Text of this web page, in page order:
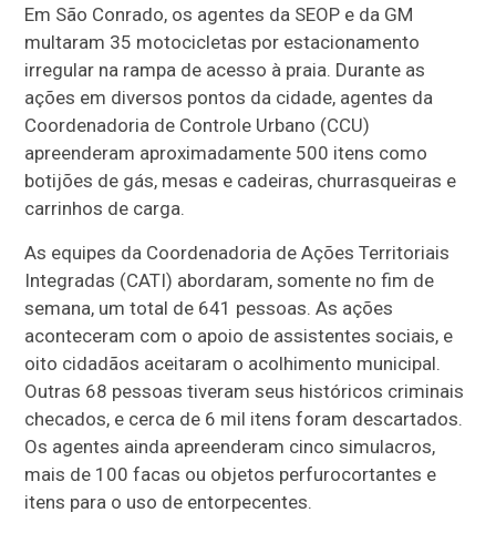
Em São Conrado, os agentes da SEOP e da GM
multaram 35 motocicletas por estacionamento
irregular na rampa de acesso à praia. Durante as
ações em diversos pontos da cidade, agentes da
Coordenadoria de Controle Urbano (CCU)
apreenderam aproximadamente 500 itens como
botijões de gás, mesas e cadeiras, churrasqueiras e
carrinhos de carga.
As equipes da Coordenadoria de Ações Territoriais
Integradas (CATI) abordaram, somente no fim de
semana, um total de 641 pessoas. As ações
aconteceram com o apoio de assistentes sociais, e
oito cidadãos aceitaram o acolhimento municipal.
Outras 68 pessoas tiveram seus históricos criminais
checados, e cerca de 6 mil itens foram descartados.
Os agentes ainda apreenderam cinco simulacros,
mais de 100 facas ou objetos perfurocortantes e
itens para o uso de entorpecentes.